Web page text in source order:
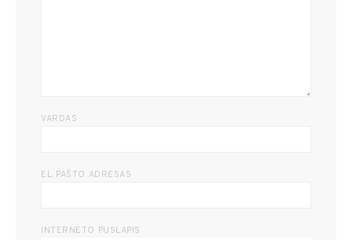
VARDAS
EL. PAŠTO ADRESAS
INTERNETO PUSLAPIS